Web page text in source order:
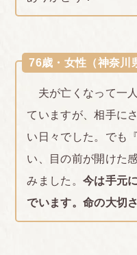
76歳・女性（神奈川
夫が亡くなって一
ていますが、相手に
い日々でした。でも
い、目の前が開けた
みました。 今は手元
でいます。命の大切